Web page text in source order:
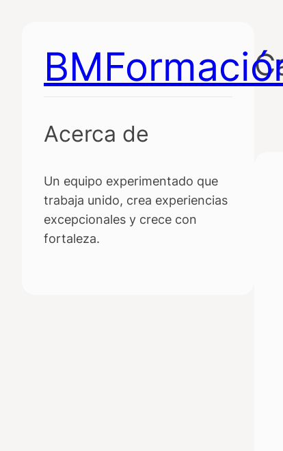
contenido
Acerca de
Un equipo experimentado que
trabaja unido, crea experiencias
excepcionales y crece con
fortaleza.